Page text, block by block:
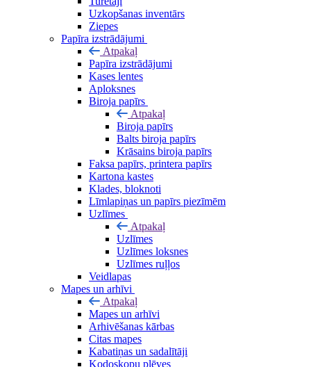
Uzkopšanas inventārs
Ziepes
Papīra izstrādājumi
Atpakaļ
Papīra izstrādājumi
Kases lentes
Aploksnes
Biroja papīrs
Atpakaļ
Biroja papīrs
Balts biroja papīrs
Krāsains biroja papīrs
Faksa papīrs, printera papīrs
Kartona kastes
Klades, bloknoti
Līmlapiņas un papīrs piezīmēm
Uzlīmes
Atpakaļ
Uzlīmes
Uzlīmes loksnes
Uzlīmes ruļļos
Veidlapas
Mapes un arhīvi
Atpakaļ
Mapes un arhīvi
Arhivēšanas kārbas
Citas mapes
Kabatiņas un sadalītāji
Kodoskopu plēves